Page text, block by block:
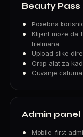
Beauty Pass
Posebna
Klijent moze da
tretmana.
Upload slike
Crop alat za
Cuvanje
Admin panel
Mobile-first